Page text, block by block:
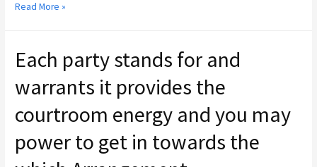
Read More »
Each party stands for and
warrants it provides the
courtroom energy and you may
power to get in towards the